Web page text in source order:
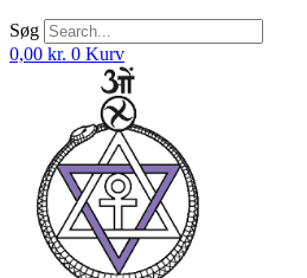
Søg
0,00 kr. 0 Kurv